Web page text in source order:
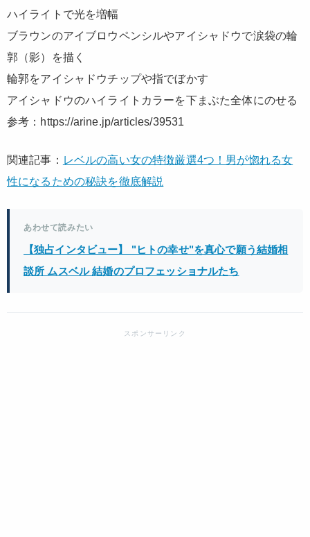
ハイライトで光を増幅
ブラウンのアイブロウペンシルやアイシャドウで涙袋の輪
郭（影）を描く
輪郭をアイシャドウチップや指でぼかす
アイシャドウのハイライトカラーを下まぶた全体にのせる
参考：https://arine.jp/articles/39531
関連記事： レベルの高い女の特徴厳選4つ！男が惚れる女
性になるための秘訣を徹底解説
あわせて読みたい
【独占インタビュー】 "ヒトの幸せ"を真心で願う結婚相
談所 ムスベル 結婚のプロフェッショナルたち